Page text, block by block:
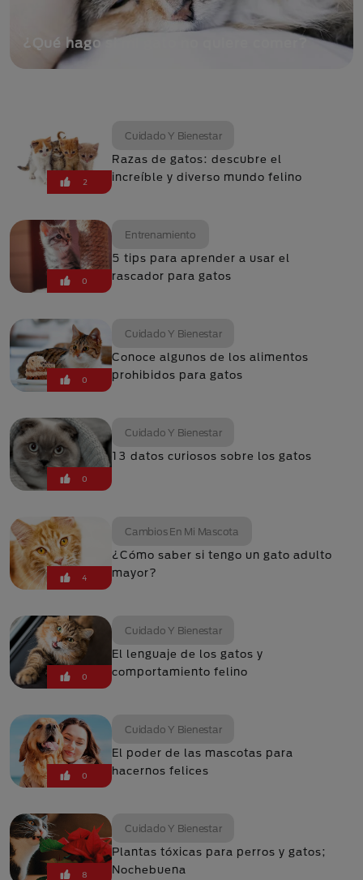
¿Qué hago si mi gato no quiere comer?
2
Cuidado Y Bienestar
Razas de gatos: descubre el
increíble y diverso mundo felino
0
Entrenamiento
5 tips para aprender a usar el
rascador para gatos
0
Cuidado Y Bienestar
Conoce algunos de los alimentos
prohibidos para gatos
0
Cuidado Y Bienestar
13 datos curiosos sobre los gatos
4
Cambios En Mi Mascota
¿Cómo saber si tengo un gato adulto
mayor?
0
Cuidado Y Bienestar
El lenguaje de los gatos y
comportamiento felino
0
Cuidado Y Bienestar
El poder de las mascotas para
hacernos felices
8
Cuidado Y Bienestar
Plantas tóxicas para perros y gatos;
Nochebuena